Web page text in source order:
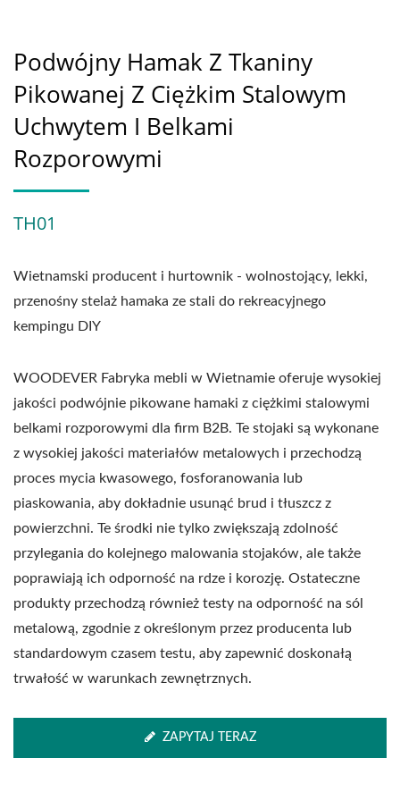
Podwójny Hamak Z Tkaniny
Pikowanej Z Ciężkim Stalowym
Uchwytem I Belkami
Rozporowymi
TH01
Wietnamski producent i hurtownik - wolnostojący, lekki,
przenośny stelaż hamaka ze stali do rekreacyjnego
kempingu DIY
WOODEVER Fabryka mebli w Wietnamie oferuje wysokiej
jakości podwójnie pikowane hamaki z ciężkimi stalowymi
belkami rozporowymi dla firm B2B. Te stojaki są wykonane
z wysokiej jakości materiałów metalowych i przechodzą
proces mycia kwasowego, fosforanowania lub
piaskowania, aby dokładnie usunąć brud i tłuszcz z
powierzchni. Te środki nie tylko zwiększają zdolność
przylegania do kolejnego malowania stojaków, ale także
poprawiają ich odporność na rdze i korozję. Ostateczne
produkty przechodzą również testy na odporność na sól
metalową, zgodnie z określonym przez producenta lub
standardowym czasem testu, aby zapewnić doskonałą
trwałość w warunkach zewnętrznych.
ZAPYTAJ TERAZ